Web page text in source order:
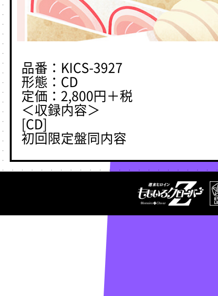
品番：KICS-3927
形態：CD
定価：2,800円＋税
＜収録内容＞
[CD]
初回限定盤同内容